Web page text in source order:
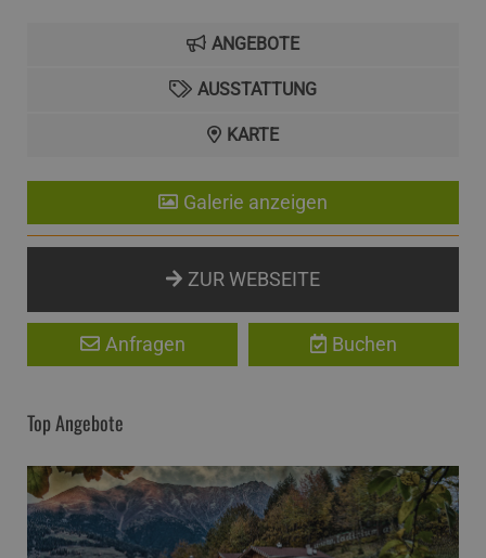
ANGEBOTE
AUSSTATTUNG
KARTE
Galerie anzeigen
ZUR WEBSEITE
Anfragen Buchen
Top Angebote